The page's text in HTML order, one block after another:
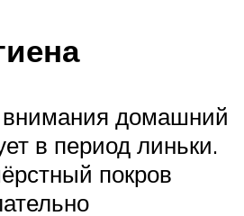
домашний
в период линьки.
покров